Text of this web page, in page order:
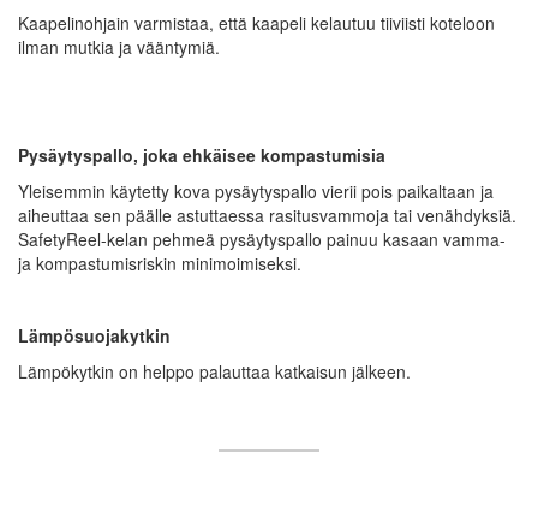
Kaapelinohjain varmistaa, että kaapeli kelautuu tiiviisti koteloon
ilman mutkia ja vääntymiä.
Pysäytyspallo, joka ehkäisee kompastumisia
Yleisemmin käytetty kova pysäytyspallo vierii pois paikaltaan ja
aiheuttaa sen päälle astuttaessa rasitusvammoja tai venähdyksiä.
SafetyReel-kelan pehmeä pysäytyspallo painuu kasaan vamma-
ja kompastumisriskin minimoimiseksi.
Lämpösuojakytkin
Lämpökytkin on helppo palauttaa katkaisun jälkeen.